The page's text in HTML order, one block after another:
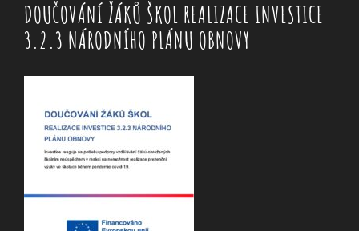
DOUČOVÁNÍ ŽÁKŮ ŠKOL REALIZACE INVESTICE
3.2.3 NÁRODNÍHO PLÁNU OBNOVY